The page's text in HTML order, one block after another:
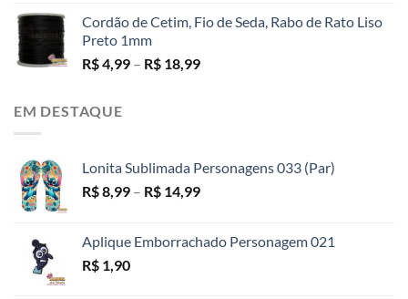
Cordão de Cetim, Fio de Seda, Rabo de Rato Liso
Preto 1mm
R$4,99 – R$ 18,99Faixa
EM DESTAQUE
Lonita Sublimada Personagens 033 (Par)
R$8,99 – R$ 14,99Faixa
R$ 8,99
Aplique Emborrachado Personagem 021
R$ 1,90